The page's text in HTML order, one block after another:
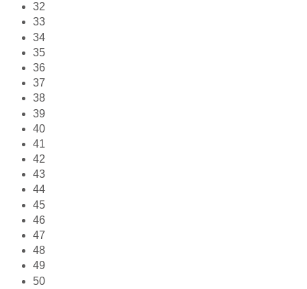
32
33
34
35
36
37
38
39
40
41
42
43
44
45
46
47
48
49
50